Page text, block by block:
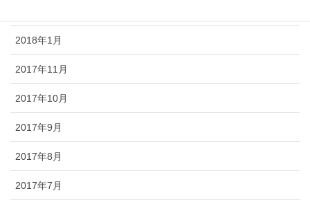
2018年1月
2017年11月
2017年10月
2017年9月
2017年8月
2017年7月